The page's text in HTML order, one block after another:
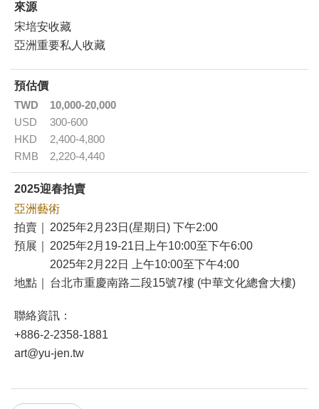
來源
宋培安收藏
亞洲重要私人收藏
預估價
TWD
10,000-20,000
USD
300-600
HKD
2,400-4,800
RMB
2,220-4,440
2025迎春拍賣
亞洲藝術
拍賣｜
2025年2月23日(星期日) 下午2:00
預展｜
2025年2月19-21日上午10:00至下午6:00
2025年2月22日 上午10:00至下午4:00
地點｜
台北市重慶南路二段15號7樓 (中華文化總會大樓)
聯絡資訊：
+886-2-2358-1881
art@yu-jen.tw